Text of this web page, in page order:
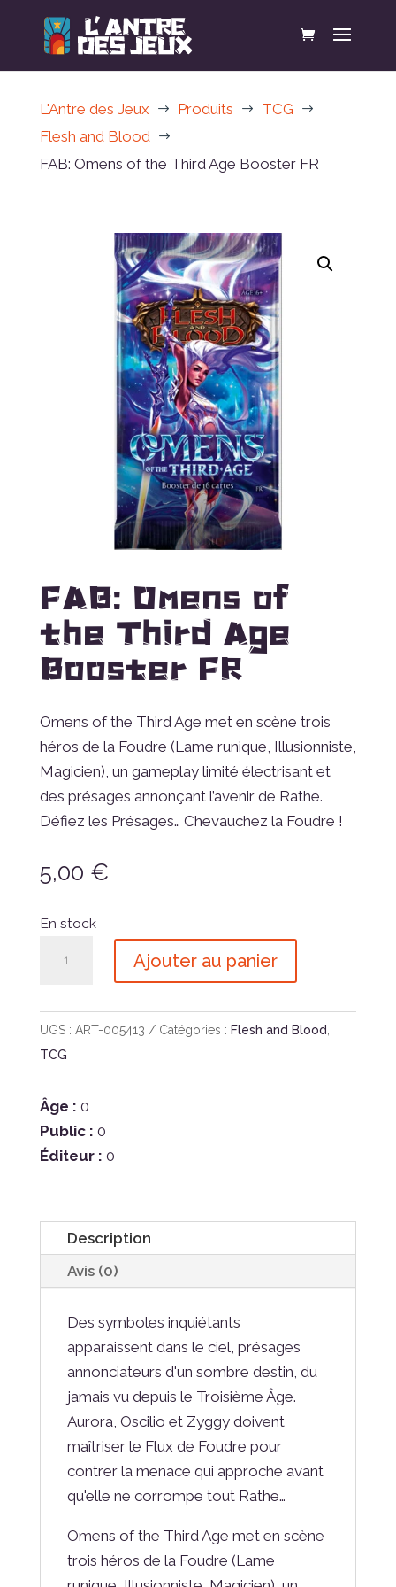
L'Antre des Jeux $ Produits $ TCG $
Flesh and Blood $
FAB: Omens of the Third Age Booster FR
FAB: Omens of
the Third Age
Booster FR
Omens of the Third Age met en scène trois
héros de la Foudre (Lame runique, Illusionniste,
Magicien), un gameplay limité électrisant et
des présages annonçant l’avenir de Rathe.
Défiez les Présages… Chevauchez la Foudre !
5,00 €
En stock
Omens
of
Third
Age
Booster
Ajouter au panier
UGS : ART-005413 Catégories : Flesh and Blood,
TCG
Âge : 0
Public : 0
Éditeur : 0
Description
Avis (0)
Des symboles inquiétants
apparaissent dans le ciel, présages
annonciateurs d'un sombre destin, du
jamais vu depuis le Troisième Âge.
Aurora, Oscilio et Zyggy doivent
maîtriser le Flux de Foudre pour
contrer la menace qui approche avant
qu'elle ne corrompe tout Rathe…
Omens of the Third Age met en scène
trois héros de la Foudre (Lame